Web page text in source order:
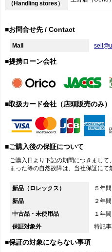
（Handling stores）
■お問合せ先 / Contact
Mail
■提携ローン会社
■取扱カード会社（店頭販売のみ）
■ご購入後の保証について
ご購入日より下記の期間につきまし
まった等の自然故障は、当社保証にて
新品（ロレックス）
５年間
新品
２年間
中古品・未使用品
１年間
保証対象外
特記
■保証の対象にならない事項